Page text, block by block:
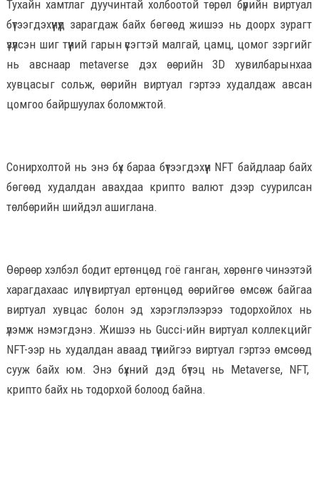
Тухайн хамтлаг дуучинтай холбоотой төрөл бүрийн виртуал
бүтээгдэхүүнүүд зарагдаж байх бөгөөд жишээ нь доорх зурагт
үзүүлсэн шиг түүний гарын үсэгтэй малгай, цамц, цомог зэргийг
нь авснаар metaverse дэх өөрийн 3D хувилбарынхаа
хувцасыг сольж, өөрийн виртуал гэртээ худалдаж авсан
цомгоо байршуулах боломжтой.
Сонирхолтой нь энэ бүх бараа бүтээгдэхүүн NFT байдлаар байх
бөгөөд худалдан авахдаа крипто валют дээр суурилсан
төлбөрийн шийдэл ашиглана.
Өөрөөр хэлбэл бодит ертөнцөд гоё ганган, хөрөнгө чинээтэй
харагдахаас илүү виртуал ертөнцөд өөрийгөө өмсөж байгаа
виртуал хувцас болон эд хэрэглэлээрээ тодорхойлох нь
үлэмж нэмэгдэнэ. Жишээ нь Gucci-ийн виртуал коллекцийг
NFT-ээр нь худалдан аваад түүнийгээ виртуал гэртээ өмсөөд
сууж байх юм. Энэ бүхний дэд бүтэц нь Metaverse, NFT,
крипто байх нь тодорхой болоод байна.